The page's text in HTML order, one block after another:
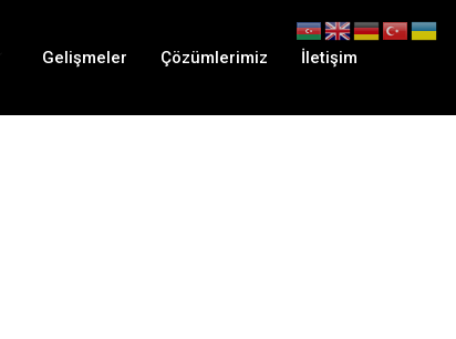
Gelişmeler Çözümlerimiz İletişim